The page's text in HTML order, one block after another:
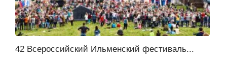
42 Всероссийский Ильменский фестиваль...